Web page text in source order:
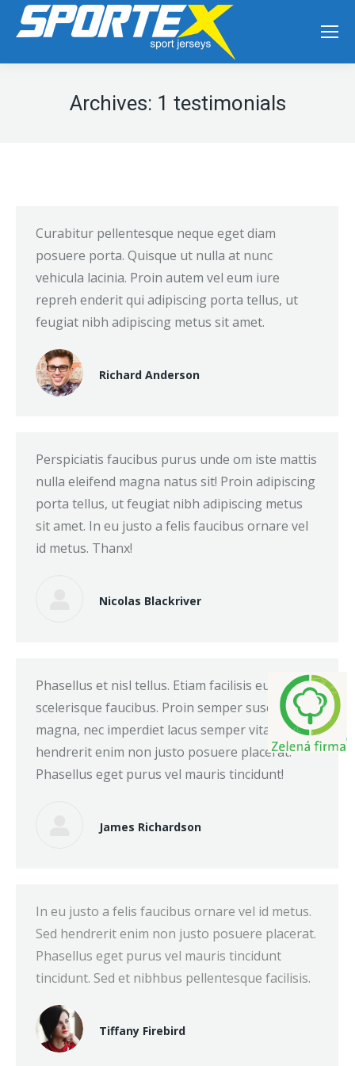
Archives: 1 testimonials
Curabitur pellentesque neque eget diam
posuere porta. Quisque ut nulla at nunc
vehicula lacinia. Proin autem vel eum iure
repreh enderit qui adipiscing porta tellus, ut
feugiat nibh adipiscing metus sit amet.
Richard Anderson
Perspiciatis faucibus purus unde om iste mattis
nulla eleifend magna natus sit! Proin adipiscing
porta tellus, ut feugiat nibh adipiscing metus
sit amet. In eu justo a felis faucibus ornare vel
id metus. Thanx!
Nicolas Blackriver
Phasellus et nisl tellus. Etiam facilisis eu nisi
scelerisque faucibus. Proin semper suscipit
magna, nec imperdiet lacus semper vitae. Sed
hendrerit enim non justo posuere placerat.
Phasellus eget purus vel mauris tincidunt!
James Richardson
In eu justo a felis faucibus ornare vel id metus.
Sed hendrerit enim non justo posuere placerat.
Phasellus eget purus vel mauris tincidunt
tincidunt. Sed et nibhbus pellentesque facilisis.
Tiffany Firebird